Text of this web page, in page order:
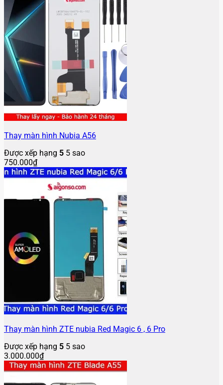
Thay màn hình Nubia A56
Được xếp hạng 5 5 sao
750.000₫
Thay màn hình ZTE nubia Red Magic 6 , 6 Pro
Được xếp hạng 5 5 sao
3.000.000₫